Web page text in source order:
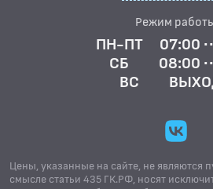
Режим
ПН-ПТ
07:00
СБ
08:00
ВС
Цены, указанные на сайте, не являются
смысле статьи 435 ГК.РФ, носят